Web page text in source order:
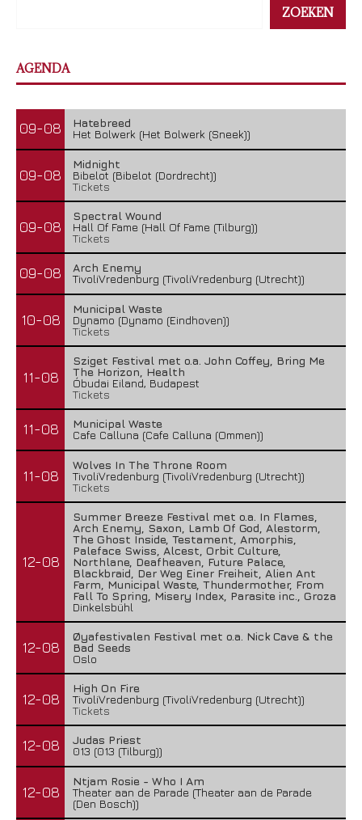
ZOEKEN
AGENDA
09-08
Hatebreed
Het Bolwerk (Het Bolwerk (Sneek))
09-08
Midnight
Bibelot (Bibelot (Dordrecht))
Tickets
09-08
Spectral Wound
Hall Of Fame (Hall Of Fame (Tilburg))
Tickets
09-08
Arch Enemy
TivoliVredenburg (TivoliVredenburg (Utrecht))
10-08
Municipal Waste
Dynamo (Dynamo (Eindhoven))
Tickets
11-08
Sziget Festival met o.a. John Coffey, Bring Me
The Horizon, Health
Óbudai Eiland, Budapest
Tickets
11-08
Municipal Waste
Cafe Calluna (Cafe Calluna (Ommen))
11-08
Wolves In The Throne Room
TivoliVredenburg (TivoliVredenburg (Utrecht))
Tickets
12-08
Summer Breeze Festival met o.a. In Flames,
Arch Enemy, Saxon, Lamb Of God, Alestorm,
The Ghost Inside, Testament, Amorphis,
Paleface Swiss, Alcest, Orbit Culture,
Northlane, Deafheaven, Future Palace,
Blackbraid, Der Weg Einer Freiheit, Alien Ant
Farm, Municipal Waste, Thundermother, From
Fall To Spring, Misery Index, Parasite inc., Groza
Dinkelsbühl
12-08
Øyafestivalen Festival met o.a. Nick Cave & the
Bad Seeds
Oslo
12-08
High On Fire
TivoliVredenburg (TivoliVredenburg (Utrecht))
Tickets
12-08
Judas Priest
013 (013 (Tilburg))
12-08
Ntjam Rosie - Who I Am
Theater aan de Parade (Theater aan de Parade
(Den Bosch))